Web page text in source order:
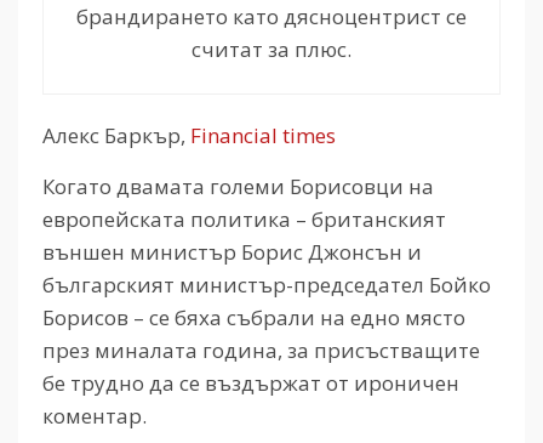
брандирането като дясноцентрист се
считат за плюс.
Алекс Баркър, Financial times
Когато двамата големи Борисовци на
европейската политика – британският
външен министър Борис Джонсън и
българският министър-председател Бойко
Борисов – се бяха събрали на едно място
през миналата година, за присъстващите
бе трудно да се въздържат от ироничен
коментар.